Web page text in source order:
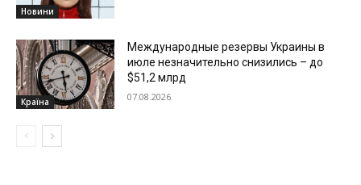
Новини
Країна
Международные резервы Украины в
июле незначительно снизились – до
$51,2 млрд
07.08.2026